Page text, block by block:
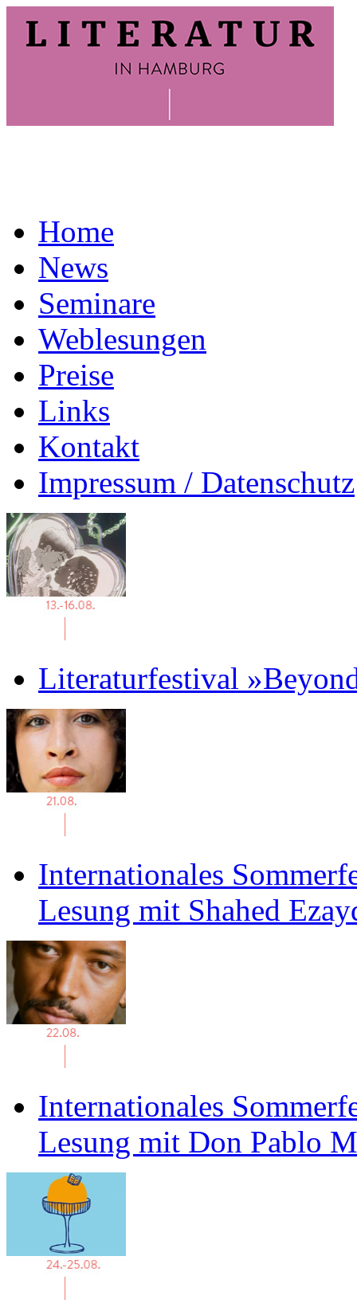
Home
News
Seminare
Weblesungen
Preise
Links
Kontakt
Impressum / Datenschutz
Literaturfestival
Internationales
Lesung mit Shahed
Internationales
Lesung mit Don Pablo